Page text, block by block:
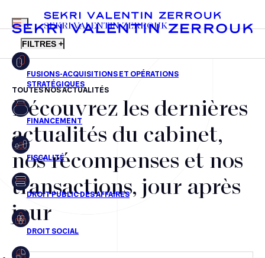
FR EN
MENU
SEKRI VALENTIN ZERROUK
FILTRES +
Fusions-acquisitions et opérations stratégiques
Financement
Fiscalité
Droit public des affaires
Droit social
TOUTES NOS ACTUALITÉS
Découvrez les dernières
actualités du cabinet,
nos récompenses et nos
transactions, jour après
jour